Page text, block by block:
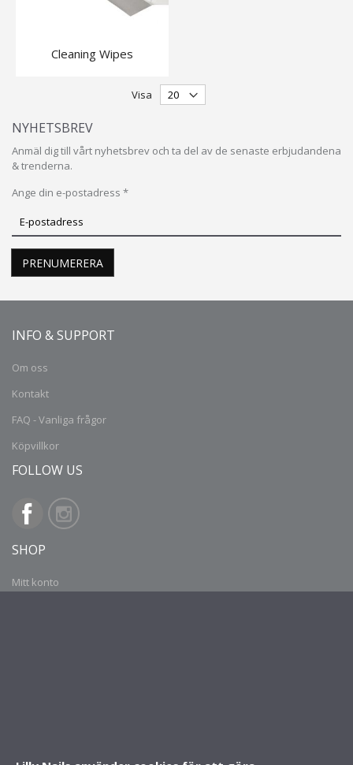
Cleaning Wipes
Visa
NYHETSBREV
Anmäl dig till vårt nyhetsbrev och ta del av de senaste erbjudandena
& trenderna.
Ange din e-postadress *
Prenumerera
vårt
nyhetsbrev
PRENUMERERA
INFO & SUPPORT
Om oss
Kontakt
FAQ - Vanliga frågor
Köpvillkor
FOLLOW US
SHOP
Mitt konto